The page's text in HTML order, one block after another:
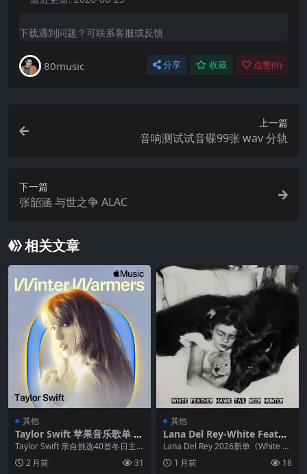
下载遇到问题？可联系客服或反馈
80music 分享 收藏 点赞(0)
上一篇
音响测试试音碟99张 wav 分轨
下一篇
张韶涵 与世之争 ALAC
相关文章
其他
Taylor Swift 苹果音乐歌单 W
inter Warmers ALAC
Taylor Swift 亲自挑选40首冬日主
题单曲. _ 在缔造历史的The ...
2 月前 31
其他
Lana Del Rey-White Feathe
r Hawk Tail Deer Hunter –
2026 (FLAC Hi-Res 48kHz-2
4bit) qobuz
Lana Del Rey 2026新单《White Fe
ather Hawk T...
1 月前 18